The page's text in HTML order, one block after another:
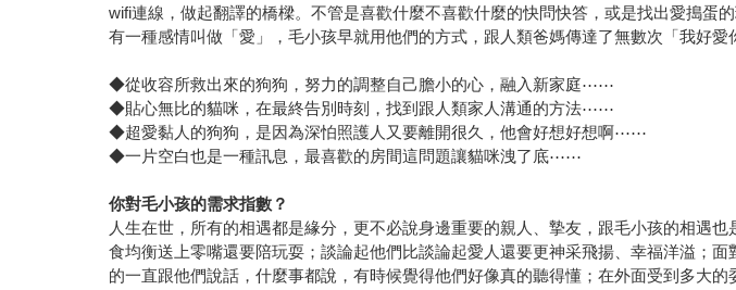
wifi連線，做起翻譯的橋樑。不管是喜歡什麼不喜歡什麼的快問快答，或是找出愛搗
有一種感情叫做「愛」，毛小孩早就用他們的方式，跟人類爸媽傳達了無數次「我好愛
◆從收容所救出來的狗狗，努力的調整自己膽小的心，融入新家庭⋯⋯
◆貼心無比的貓咪，在最終告別時刻，找到跟人類家人溝通的方法⋯⋯
◆超愛黏人的狗狗，是因為深怕照護人又要離開很久，他會好想好想啊⋯⋯
◆一片空白也是一種訊息，最喜歡的房間這問題讓貓咪洩了底⋯⋯
你對毛小孩的需求指數？
人生在世，所有的相遇都是緣分，更不必說身邊重要的親人、摯友，跟毛小孩的相遇
食均衡送上零嘴還要陪玩耍；談論起他們比談論起愛人還要更神采飛揚、幸福洋溢；
的一直跟他們說話，什麼事都說，有時候覺得他們好像真的聽得懂；在外面受到多